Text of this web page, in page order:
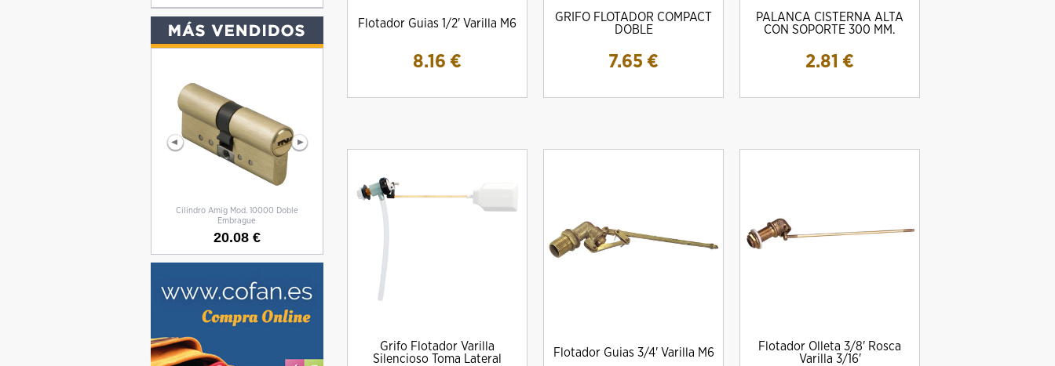
Cilindro Amig Mod. 10000 Doble
Embrague
20.08 €
CILINDRO Amig MOD. 10000E Para
Cilindro Amig Mod. 10000S Simple
22.08 € 120.00 €
Flotador Guias 1/2' Varilla M6
8.16 €
GRIFO FLOTADOR COMPACT
DOBLE
7.65 €
PALANCA CISTERNA ALTA
CON SOPORTE 300 MM.
2.81 €
Grifo Flotador Varilla
Silencioso Toma Lateral
Flotador Guias 3/4' Varilla M6
Flotador Olleta 3/8' Rosca
Varilla 3/16'